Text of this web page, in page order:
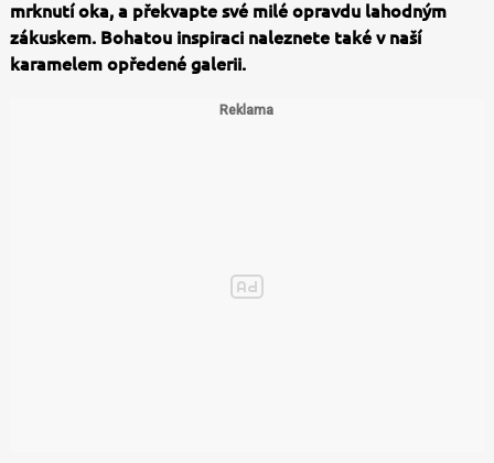
mrknutí oka, a překvapte své milé opravdu lahodným
zákuskem. Bohatou inspiraci naleznete také v naší
karamelem opředené galerii.